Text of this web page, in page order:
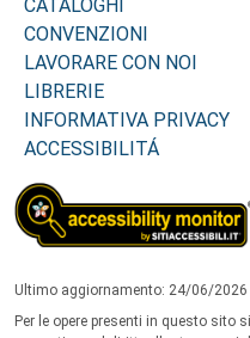
CATALOGHI
CONVENZIONI
LAVORARE CON NOI
LIBRERIE
INFORMATIVA PRIVACY
ACCESSIBILITÁ
Ultimo aggiornamento: 24/06/2026
Per le opere presenti in questo sito